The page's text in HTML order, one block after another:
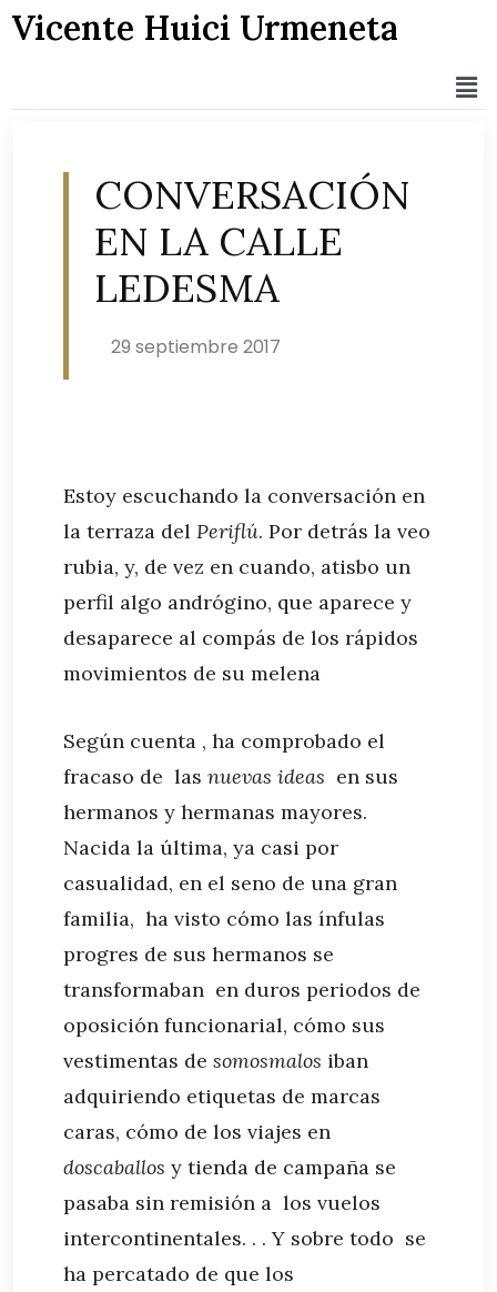
Vicente Huici Urmeneta
CONVERSACIÓN
EN LA CALLE
LEDESMA
29 septiembre 2017
Estoy escuchando la conversación en
la terraza del Periflú. Por detrás la veo
rubia, y, de vez en cuando, atisbo un
perfil algo andrógino, que aparece y
desaparece al compás de los rápidos
movimientos de su melena
Según cuenta , ha comprobado el
fracaso de las nuevas ideas en sus
hermanos y hermanas mayores.
Nacida la última, ya casi por
casualidad, en el seno de una gran
familia, ha visto cómo las ínfulas
progres de sus hermanos se
transformaban en duros periodos de
oposición funcionarial, cómo sus
vestimentas de somosmalos iban
adquiriendo etiquetas de marcas
caras, cómo de los viajes en
doscaballos y tienda de campaña se
pasaba sin remisión a los vuelos
intercontinentales. . . Y sobre todo se
ha percatado de que los